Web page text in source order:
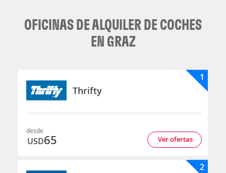
OFICINAS DE ALQUILER DE COCHES
EN GRAZ
Thrifty
1
desde
USD65 Ver ofertas
2